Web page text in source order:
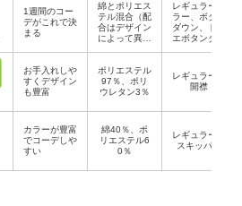
1週間のコー
デがこれで決
まる
綿とポリエス
テル混合（配
合はデザイン
によって異な
レギュラーカ
ラー、ボタン
ダウン、ドゥ
エボタンダウ
お手入れしや
すくデザイン
も豊富
ポリエステル
97％、ポリ
ウレタン3％
レギュラー、
開襟
カラーが豊富
でコーデしや
すい
綿40％、ポ
リエステル6
0％
レギュラー、
スキッパー